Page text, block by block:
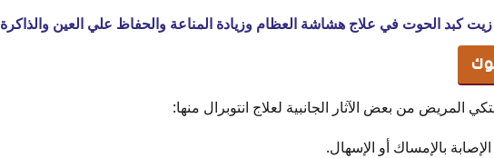
كبد الحوت في علاج هشاشة العظام وزيادة المناعة والحفاظ علي العين والذاكرة
المريض من بعض الآثار الجانبية لعلاج انتوبرال منها:
بالإمساك أو الإسهال.